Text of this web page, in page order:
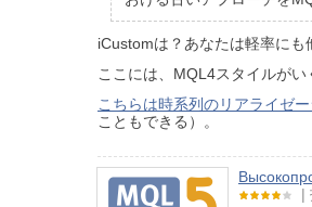
iCustomは？あなたは軽率に
ここには、MQL4スタイルが
こちらは時系列のリアライゼ
こともできる）。